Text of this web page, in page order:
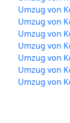
Umzug von
Umzug von
Umzug von
Umzug von
Umzug von
Umzug von
Umzug von